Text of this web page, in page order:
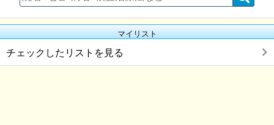
マイリスト
チェックしたリストを見る